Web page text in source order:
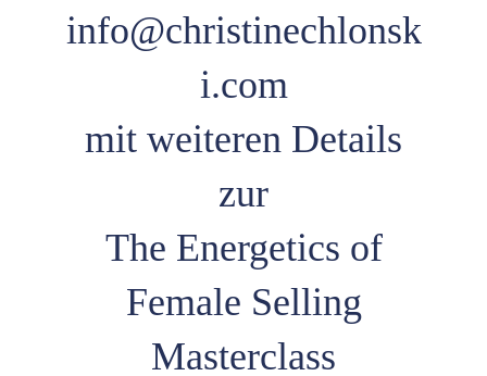
info@christinechlonsk
i.com
mit weiteren Details
zur
The Energetics of
Female Selling
Masterclass